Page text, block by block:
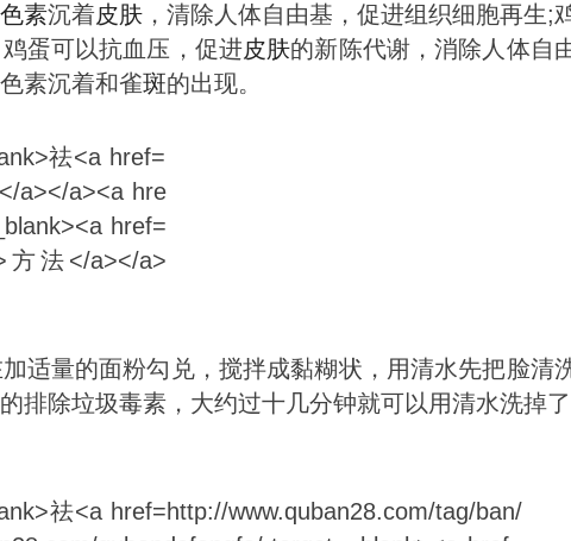
素沉着皮肤 ，清除人体自由基，促进组织细胞再生;
蛋可以抗血压，促进皮肤的新陈代谢，消除人体自
色素沉着和雀斑的出现。
加适量的面粉勾兑，搅拌成黏糊状，用清水先把脸清
的排除垃圾毒素，大约过十几分钟就可以用清水洗掉